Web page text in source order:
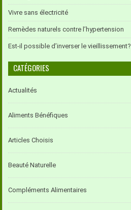
Vivre sans électricité
Remèdes naturels contre l’hypertension
Est-il possible d’inverser le vieillissement?
CATÉGORIES
Actualités
Aliments Bénéfiques
Articles Choisis
Beauté Naturelle
Compléments Alimentaires